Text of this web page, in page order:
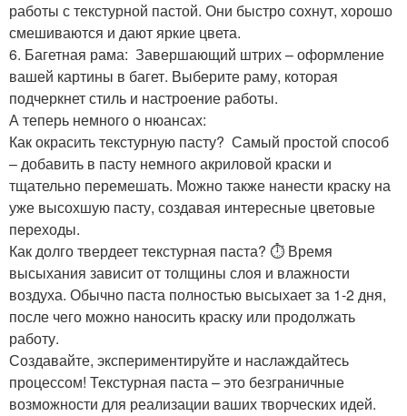
работы с текстурной пастой. Они быстро сохнут, хорошо
смешиваются и дают яркие цвета.
6. Багетная рама: ️ Завершающий штрих – оформление
вашей картины в багет. Выберите раму, которая
подчеркнет стиль и настроение работы.
А теперь немного о нюансах:
Как окрасить текстурную пасту? ‍ Самый простой способ
– добавить в пасту немного акриловой краски и
тщательно перемешать. Можно также нанести краску на
уже высохшую пасту, создавая интересные цветовые
переходы.
Как долго твердеет текстурная паста? ⏱️ Время
высыхания зависит от толщины слоя и влажности
воздуха. Обычно паста полностью высыхает за 1-2 дня,
после чего можно наносить краску или продолжать
работу.
Создавайте, экспериментируйте и наслаждайтесь
процессом! Текстурная паста – это безграничные
возможности для реализации ваших творческих идей.